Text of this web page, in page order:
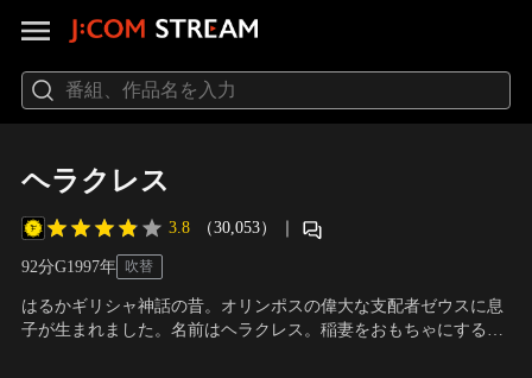
ヘラクレス
3.8 （30,053） ｜
92分G1997年 吹替
はるかギリシャ神話の昔。オリンポスの偉大な支配者ゼウスに息
子が生まれました。名前はヘラクレス。稲妻をおもちゃにするほ